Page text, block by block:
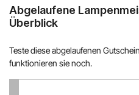
Abgelaufene
Überblick
Teste diese abgelaufenen
funktionieren sie noch.